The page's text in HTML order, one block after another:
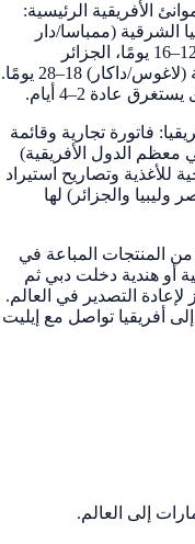
الأفريقية الرئيسية:
5–8 أيام، أفريقيا الشرقية (ممباسا/دار
السلام) 7–14 يومًا، ليبيا (طرابلس/بنغازي) 12–16 يومًا، الجزائر
(الجزائر/وهران) 16–22 يومًا، أفريقيا الغربية (لاغوس/داكار) 18–28 يومًا.
عادة 2–4 أيام.
فاتورة تجارية وقائمة
الدول الأفريقية)
للأغذية وتصاريح استيراد
وليبيا والجزائر) لها
المنتجات المباعة في
أو هندية دخلت دبي ثم
التصدير في العالم.
تواصل مع إيليت
إلى العالم.